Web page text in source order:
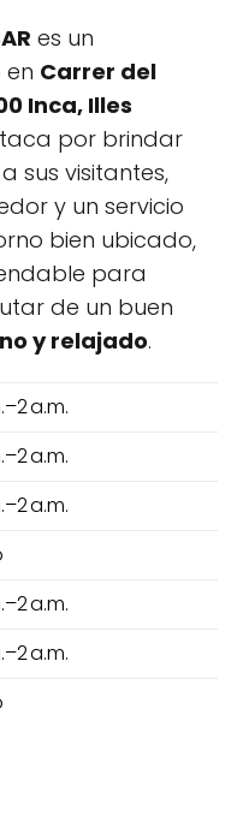
es un
Carrer del
Inca, Illes
por brindar
sus visitantes,
y un servicio
bien ubicado,
para
de un buen
y relajado.
a.m.
a.m.
a.m.
a.m.
a.m.